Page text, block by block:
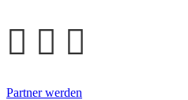
Partner werden